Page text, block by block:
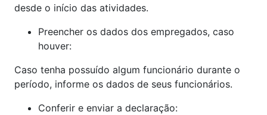
desde o início das atividades.
Preencher os dados dos empregados, caso
houver:
Caso tenha possuído algum funcionário durante o
período, informe os dados de seus funcionários.
Conferir e enviar a declaração: